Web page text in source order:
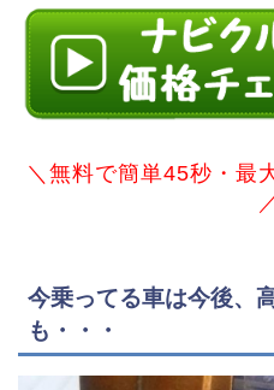
＼無料で簡単45秒・最
今乗ってる車は今後、
も・・・